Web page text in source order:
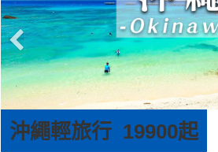
沖繩輕旅行 19900起